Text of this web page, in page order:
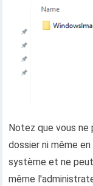
Notez que vous
dossier ni même
système et ne
même